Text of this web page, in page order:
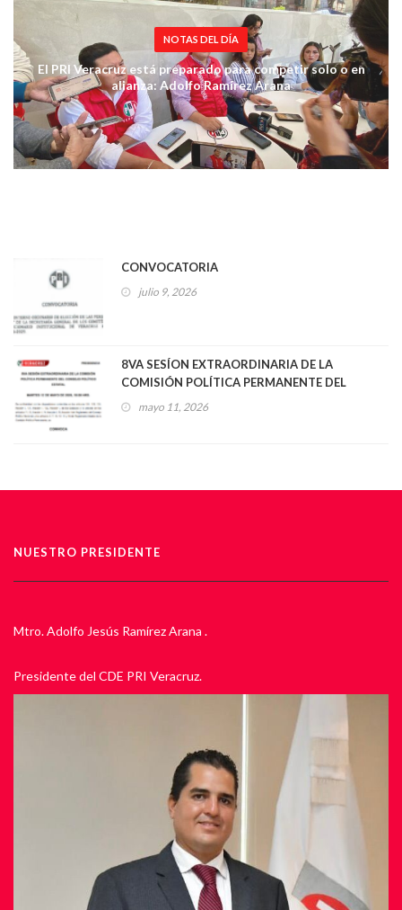
NOTAS DEL DÍA
El PRI Veracruz está preparado para competir solo o en
alianza: Adolfo Ramírez Arana
CONVOCATORIA
julio 9, 2026
8VA SESÍON EXTRAORDINARIA DE LA
COMISIÓN POLÍTICA PERMANENTE DEL
CONSEJO POLÍTICO ESTATAL
mayo 11, 2026
NUESTRO PRESIDENTE
Mtro. Adolfo Jesús Ramírez Arana .
Presidente del CDE PRI Veracruz.